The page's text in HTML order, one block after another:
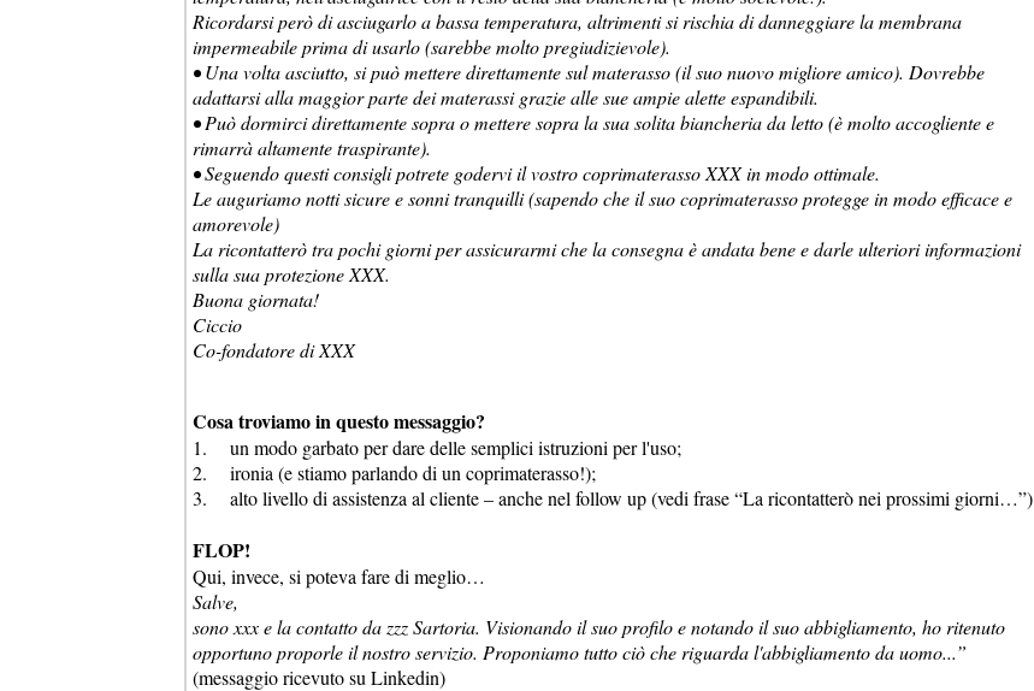
Ricordarsi però di asciugarlo a bassa temperatura, altrimenti si rischia di danneggiare la membrana
impermeabile prima di usarlo (sarebbe molto pregiudizievole).
• Una volta asciutto, si può mettere direttamente sul materasso (il suo nuovo migliore amico). Dovrebbe
adattarsi alla maggior parte dei materassi grazie alle sue ampie alette espandibili.
• Può dormirci direttamente sopra o mettere sopra la sua solita biancheria da letto (è molto accogliente e
rimarrà altamente traspirante).
• Seguendo questi consigli potrete godervi il vostro coprimaterasso XXX in modo ottimale.
Le auguriamo notti sicure e sonni tranquilli (sapendo che il suo coprimaterasso protegge in modo efficace e
amorevole)
La ricontatterò tra pochi giorni per assicurarmi che la consegna è andata bene e darle ulteriori informazioni
sulla sua protezione XXX.
Buona giornata!
Ciccio
Co-fondatore di XXX
Cosa troviamo in questo messaggio?
1. un modo garbato per dare delle semplici istruzioni per l'uso;
2. ironia (e stiamo parlando di un coprimaterasso!);
3. alto livello di assistenza al cliente – anche nel follow up (vedi frase “La ricontatterò nei prossimi giorni…”)
FLOP!
Qui, invece, si poteva fare di meglio…
Salve,
sono xxx e la contatto da zzz Sartoria. Visionando il suo profilo e notando il suo abbigliamento, ho ritenuto
opportuno proporle il nostro servizio. Proponiamo tutto ciò che riguarda l'abbigliamento da uomo...”
(messaggio ricevuto su Linkedin)